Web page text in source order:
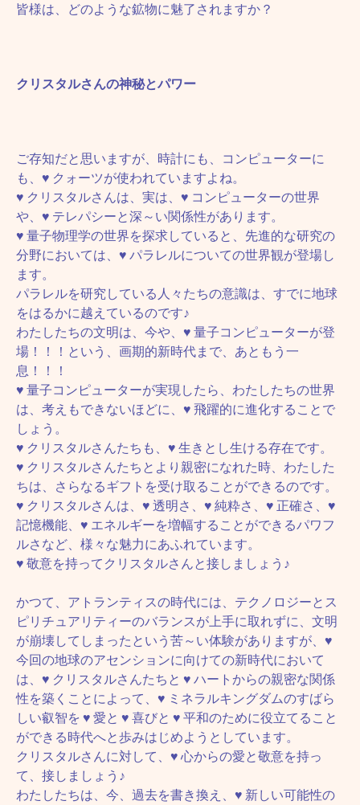
皆様は、どのような鉱物に魅了されますか？
クリスタルさんの神秘とパワー
ご存知だと思いますが、時計にも、コンピューターに
も、♥ クォーツが使われていますよね。
♥ クリスタルさんは、実は、♥ コンピューターの世界
や、♥ テレパシーと深～い関係性があります。
♥ 量子物理学の世界を探求していると、先進的な研究の
分野においては、♥ パラレルについての世界観が登場し
ます。
パラレルを研究している人々たちの意識は、すでに地球
をはるかに越えているのです♪
わたしたちの文明は、今や、♥ 量子コンピューターが登
場！！！という、画期的新時代まで、あともう一
息！！！
♥ 量子コンピューターが実現したら、わたしたちの世界
は、考えもできないほどに、♥ 飛躍的に進化することで
しょう。
♥ クリスタルさんたちも、♥ 生きとし生ける存在です。
♥ クリスタルさんたちとより親密になれた時、わたした
ちは、さらなるギフトを受け取ることができるのです。
♥ クリスタルさんは、♥ 透明さ、♥ 純粋さ、♥ 正確さ、♥
記憶機能、♥ エネルギーを増幅することができるパワフ
ルさなど、様々な魅力にあふれています。
♥ 敬意を持ってクリスタルさんと接しましょう♪
かつて、アトランティスの時代には、テクノロジーとス
ピリチュアリティーのバランスが上手に取れずに、文明
が崩壊してしまったという苦～い体験がありますが、♥
今回の地球のアセンションに向けての新時代において
は、♥ クリスタルさんたちと ♥ ハートからの親密な関係
性を築くことによって、♥ ミネラルキングダムのすばら
しい叡智を ♥ 愛と ♥ 喜びと ♥ 平和のために役立てること
ができる時代へと歩みはじめようとしています。
クリスタルさんに対して、♥ 心からの愛と敬意を持っ
て、接しましょう♪
わたしたちは、今、過去を書き換え、♥ 新しい可能性の